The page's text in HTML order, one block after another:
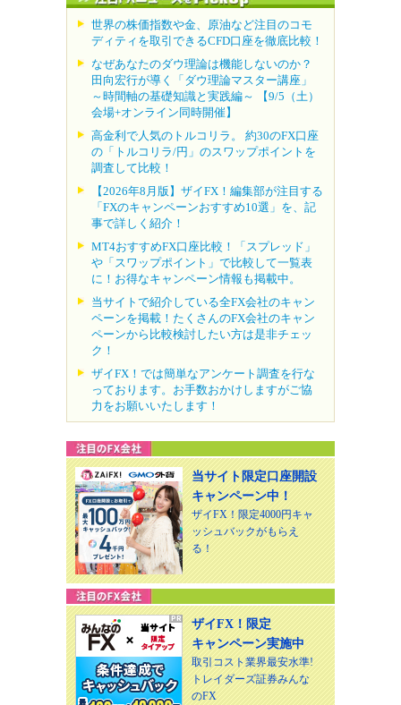
世界の株価指数や金、原油など注目のコモ
ディティを取引できるCFD口座を徹底比較！
なぜあなたのダウ理論は機能しないのか？
田向宏行が導く「ダウ理論マスター講座」
～時間軸の基礎知識と実践編～ 【9/5（土）
会場+オンライン同時開催】
高金利で人気のトルコリラ。 約30のFX口座
の「トルコリラ/円」のスワップポイントを
調査して比較！
【2026年8月版】ザイFX！編集部が注目する
「FXのキャンペーンおすすめ10選」を、記
事で詳しく紹介！
MT4おすすめFX口座比較！「スプレッド」
や「スワップポイント」で比較して一覧表
に！お得なキャンペーン情報も掲載中。
当サイトで紹介している全FX会社のキャン
ペーンを掲載！たくさんのFX会社のキャン
ペーンから比較検討したい方は是非チェッ
ク！
ザイFX！では簡単なアンケート調査を行な
っております。お手数おかけしますがご協
力をお願いいたします！
当サイト限定口座開設
キャンペーン中！
ザイFX！限定4000円キャ
ッシュバックがもらえ
る！
ザイFX！限定
キャンペーン実施中
取引コスト業界最安水準!
トレイダーズ証券みんな
のFX